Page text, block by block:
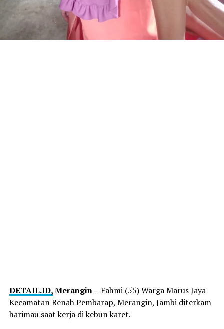
DETAIL.ID,Merangin – Fahmi (55) Warga Marus Jaya
Kecamatan Renah Pembarap, Merangin, Jambi diterkam
harimau saat kerja di kebun karet.